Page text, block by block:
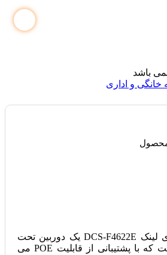
باشد
خانگی و اداری
دوربین تحت شبکه دی لینک DCS-F4622E یک دوربین تحت
شبکه ضد سرقت است که با پشتیبانی از قابلیت POE می